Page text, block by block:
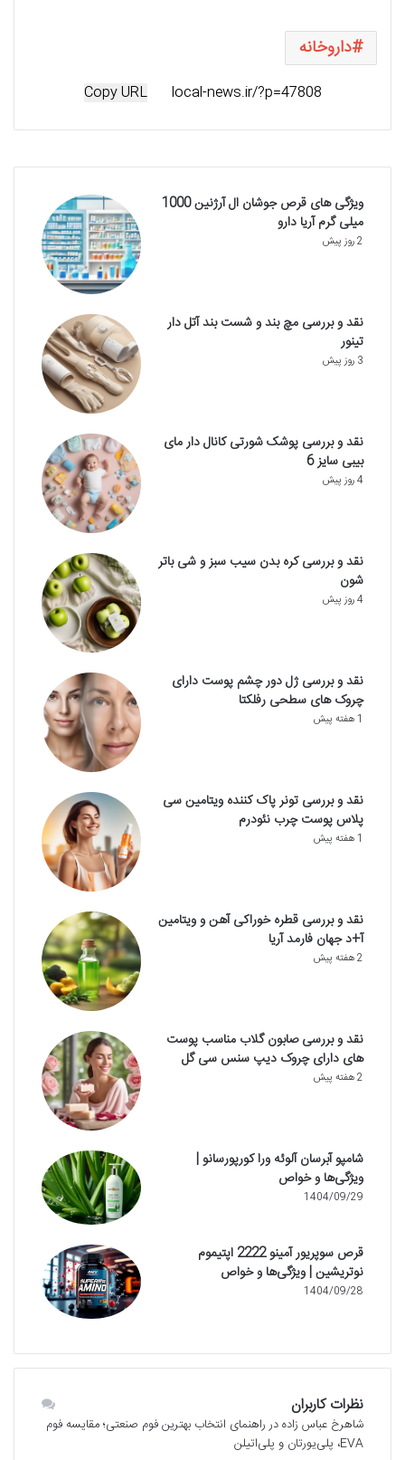
داروخانه
Copy URL
ویژگی های قرص جوشان ال آرژنین 1000
میلی گرم آریا دارو
2 روز پیش
نقد و بررسی مچ بند و شست بند آتل دار
تینور
3 روز پیش
نقد و بررسی پوشک شورتی کانال دار مای
بیبی سایز 6
4 روز پیش
نقد و بررسی کره بدن سیب سبز و شی باتر
شون
4 روز پیش
نقد و بررسی ژل دور چشم پوست دارای
چروک های سطحی رفلکتا
1 هفته پیش
نقد و بررسی تونر پاک کننده ویتامین سی
پلاس پوست چرب نئودرم
1 هفته پیش
نقد و بررسی قطره خوراکی آهن و ویتامین
آ+د جهان فارمد آریا
2 هفته پیش
نقد و بررسی صابون گلاب مناسب پوست
های دارای چروک دیپ سنس سی گل
2 هفته پیش
شامپو آبرسان آلوئه ورا کورپورسانو |
ویژگی‌ها و خواص
1404/09/29
قرص سوپریور آمینو 2222 اپتیموم
نوتریشین | ویژگی‌ها و خواص
1404/09/28
نظرات کاربران
شاهرخ عباس زادهدرراهنمای انتخاب بهترین فوم صنعتی؛ مقایسه فوم
EVA، پلی‌یورتان و پلی‌اتیلن